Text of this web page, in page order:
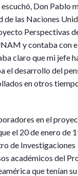
Don Pablo
de las Naciones
Perspectivas
y contaba con
claro que mi jefe
el desarrollo del
en otros
en el
el 20 de enero de
de Investigaciones
académicos del
que tenían su